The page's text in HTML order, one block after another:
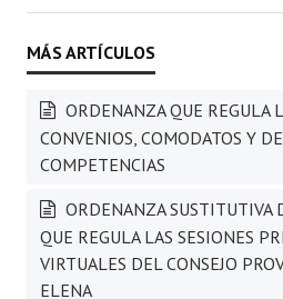
ORDENANZA QUE REGULA
CONVENIOS, COMODATOS Y
COMPETENCIAS
ORDENANZA SUSTITUTIVA
QUE REGULA LAS SESIONES
VIRTUALES DEL CONSEJO
ELENA